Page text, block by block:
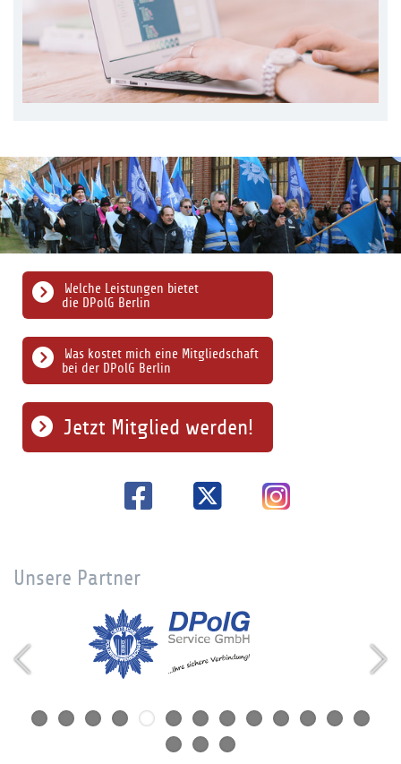
Was kostet mich eine Mitgliedschaft
bei der DPolG Berlin
Welche Leistungen bietet
die DPolG Berlin
Jetzt Mitglied werden!
Unsere Partner